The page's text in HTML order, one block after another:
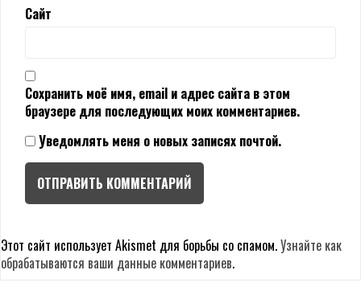
Сайт
Сохранить моё имя, email и адрес сайта в этом
браузере для последующих моих комментариев.
Уведомлять меня о новых записях почтой.
Этот сайт использует Akismet для борьбы со спамом.Узнайте как
обрабатываются ваши данные комментариев.